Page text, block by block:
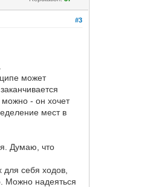
#3
может
можно - он хочет
мест в
Думаю, что
себя ходов,
Можно надеяться